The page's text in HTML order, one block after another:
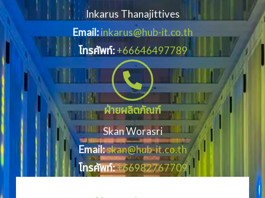
Inkarus Thanajittives
Email:inkarus@hub-it.co.th
โทรศัพท์:+66646497789
ฝ่ายผลิตภัณฑ์
Skan Worasri
Email:skan@hub-it.co.th
โทรศัพท์:+66982767709